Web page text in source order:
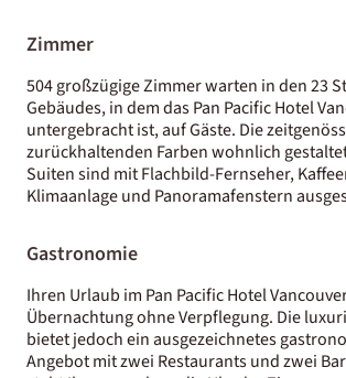
Zimmer
504 großzügige Zimmer warten in den 23
Gebäudes, in dem das Pan Pacific Hotel
untergebracht ist, auf Gäste. Die
zurückhaltenden Farben wohnlich
Suiten sind mit Flachbild-Fernseher,
Klimaanlage und Panoramafenstern
Gastronomie
Ihren Urlaub im Pan Pacific Hotel
Übernachtung ohne Verpflegung. Die
bietet jedoch ein ausgezeichnetes
Angebot mit zwei Restaurants und zwei